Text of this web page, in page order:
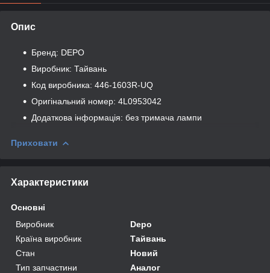
Опис
Бренд: DEPO
Виробник: Тайвань
Код виробника: 446-1603R-UQ
Оригінальний номер: 4L0953042
Додаткова інформація: без тримача лампи
Приховати
Характеристики
Основні
Виробник
Depo
Країна виробник
Тайвань
Стан
Новий
Тип запчастини
Аналог